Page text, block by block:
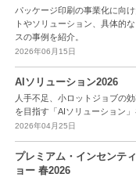
パッケージ印刷の事業化に向
トやソリューション、具体的
スの事例を紹介。
2026年06月15日
AIソリューション2026
人手不足、小ロットジョブの
を目指す「AIソリューション
2026年04月25日
プレミアム・インセンテ
ョー 春2026